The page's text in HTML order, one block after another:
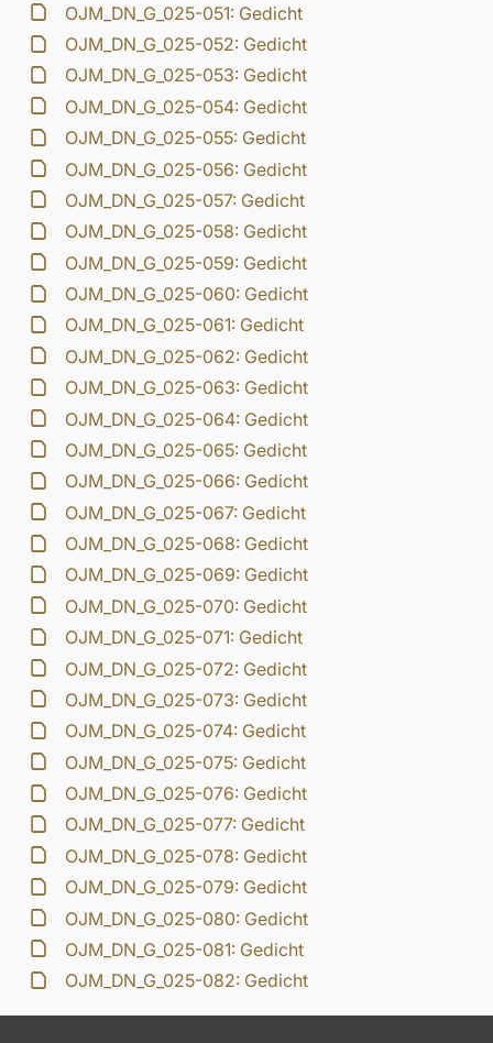
OJM_DN_G_025-051: Gedicht
OJM_DN_G_025-052: Gedicht
OJM_DN_G_025-053: Gedicht
OJM_DN_G_025-054: Gedicht
OJM_DN_G_025-055: Gedicht
OJM_DN_G_025-056: Gedicht
OJM_DN_G_025-057: Gedicht
OJM_DN_G_025-058: Gedicht
OJM_DN_G_025-059: Gedicht
OJM_DN_G_025-060: Gedicht
OJM_DN_G_025-061: Gedicht
OJM_DN_G_025-062: Gedicht
OJM_DN_G_025-063: Gedicht
OJM_DN_G_025-064: Gedicht
OJM_DN_G_025-065: Gedicht
OJM_DN_G_025-066: Gedicht
OJM_DN_G_025-067: Gedicht
OJM_DN_G_025-068: Gedicht
OJM_DN_G_025-069: Gedicht
OJM_DN_G_025-070: Gedicht
OJM_DN_G_025-071: Gedicht
OJM_DN_G_025-072: Gedicht
OJM_DN_G_025-073: Gedicht
OJM_DN_G_025-074: Gedicht
OJM_DN_G_025-075: Gedicht
OJM_DN_G_025-076: Gedicht
OJM_DN_G_025-077: Gedicht
OJM_DN_G_025-078: Gedicht
OJM_DN_G_025-079: Gedicht
OJM_DN_G_025-080: Gedicht
OJM_DN_G_025-081: Gedicht
OJM_DN_G_025-082: Gedicht